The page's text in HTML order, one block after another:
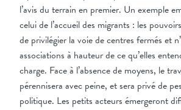
l’avis du terrain en premier. Un exemple
celui de l’accueil des migrants : les
de privilégier la voie de centres fermés et
associations à hauteur de ce qu’elles
charge. Face à l’absence de moyens, le
pérennisera avec peine, et sera privé de
politique. Les petits acteurs émergeront